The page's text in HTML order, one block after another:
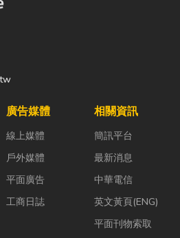
材或精密
時間拆裝
時，車床子
手能快速更
「專屬工
」的...
兼具美感、機
想生活空間...
廣告媒體
線上媒體
戶外媒體
平面廣告
工商日誌
相關資訊
簡訊平台
最新消息
中華電信
英文黃頁(ENG)
平面刊物索取